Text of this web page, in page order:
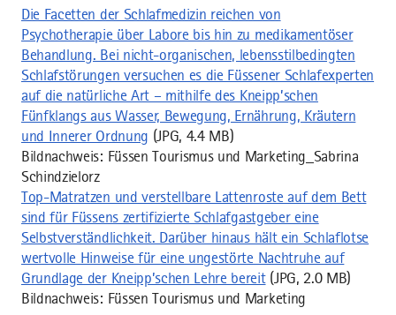
Die Facetten der Schlafmedizin reichen von
Psychotherapie über Labore bis hin zu medikamentöser
Behandlung. Bei nicht-organischen, lebensstilbedingten
Schlafstörungen versuchen es die Füssener Schlafexperten
auf die natürliche Art – mithilfe des Kneipp’schen
Fünfklangs aus Wasser, Bewegung, Ernährung, Kräutern
und Innerer Ordnung (JPG, 4.4 MB)
Bildnachweis: Füssen Tourismus und Marketing_Sabrina
Schindzielorz
Top-Matratzen und verstellbare Lattenroste auf dem Bett
sind für Füssens zertifizierte Schlafgastgeber eine
Selbstverständlichkeit. Darüber hinaus hält ein Schlaflotse
wertvolle Hinweise für eine ungestörte Nachtruhe auf
Grundlage der Kneipp’schen Lehre bereit(JPG, 2.0 MB)
Bildnachweis: Füssen Tourismus und Marketing